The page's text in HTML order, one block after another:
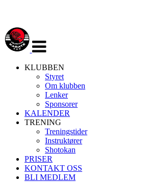
navigasjon
KLUBBEN
Styret
Om klubben
Lenker
Sponsorer
KALENDER
TRENING
Treningstider
Instruktører
Shotokan
PRISER
KONTAKT OSS
BLI MEDLEM